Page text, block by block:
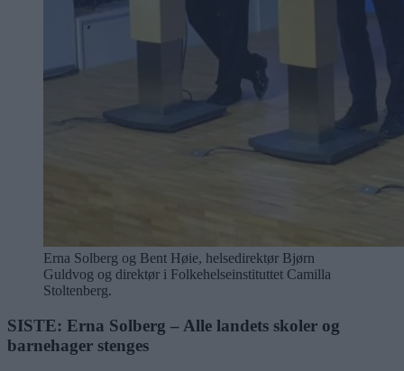
Erna Solberg og Bent Høie, helsedirektør Bjørn
Guldvog og direktør i Folkehelseinstituttet Camilla
Stoltenberg.
SISTE: Erna Solberg – Alle landets skoler og
barnehager stenges